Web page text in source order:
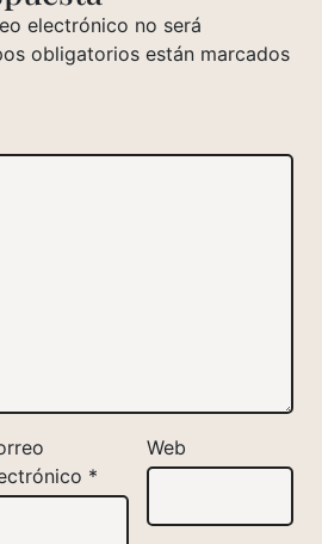
electrónico no será
obligatorios están marcados
*
Web